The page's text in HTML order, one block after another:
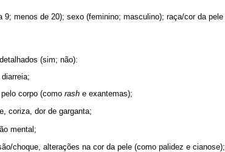
menos de 20); sexo (feminino; masculino); raça/cor da pele
(sim; não):
corpo (como rash e exantemas);
coriza, dor de garganta;
mental;
choque, alterações na cor da pele (como palidez e cianose);